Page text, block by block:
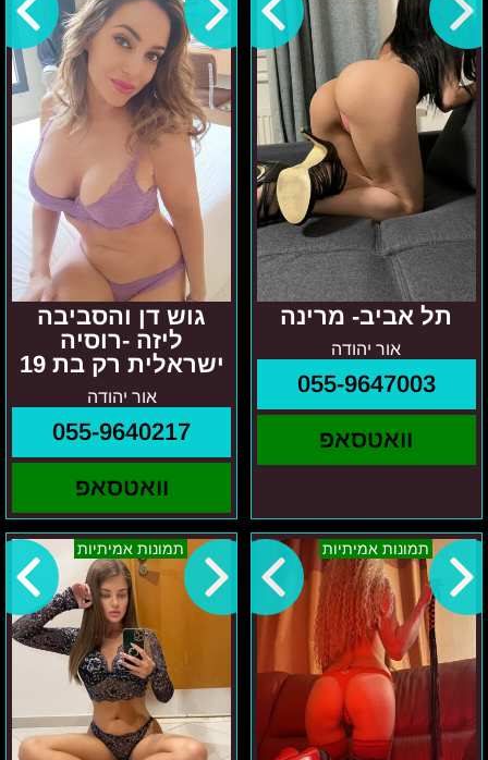
תל אביב- מרינה
אור יהודה
055-9647003
וואטסאפ
מרינה
גוש דן והסביבה
ליזה -רוסיה
ישראלית רק בת 19
אור יהודה
055-9640217
וואטסאפ
והסביבה
ליזה
-
רוסיה
ישראלית
רק
תמונות אמיתיות
איזור
גוש
דן
אנדריאנה
תמונות אמיתיות
במרכז
והסביבה
-
טטיאנה